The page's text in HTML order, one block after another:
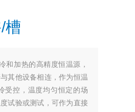
槽
和加热的高精度恒温源，
其他设备相连，作为恒温
受控，温度均匀恒定的场
试验或测试，可作为直接